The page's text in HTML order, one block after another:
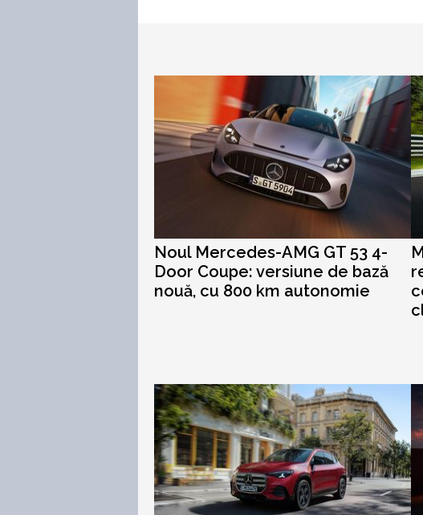
Noul Mercedes-AMG GT 53 4-
Door Coupe: versiune de bază
nouă, cu 800 km autonomie